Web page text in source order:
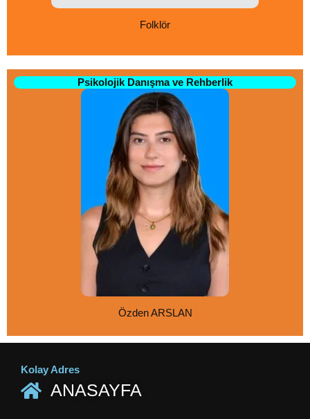
Folklör
Psikolojik Danışma ve Rehberlik
Özden ARSLAN
Kolay Adres
ANASAYFA